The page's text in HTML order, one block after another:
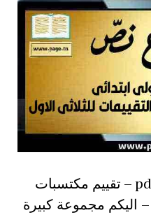
انتاج كتابي أولى ابتدائي pdf – تقييم مكتسبات
– اليكم مجموعة كبيرة